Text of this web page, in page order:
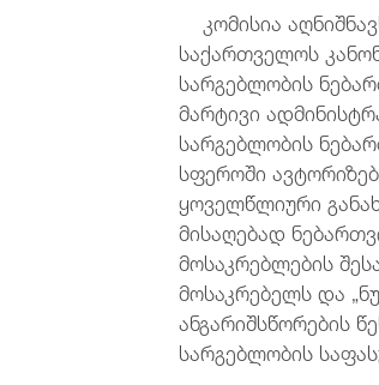
კომისია
საქართველოს
სარგებლობის
მარტივი
სარგებლობის
სფეროში
ყოველწლიური
მისაღებად
მოსაკრებლების
მოსაკრებელს და
ანგარიშსწორების
სარგებლობის